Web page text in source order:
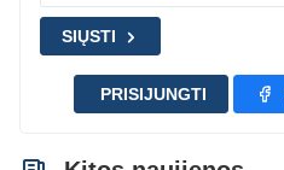
SIŲSTI
PRISIJUNGTI